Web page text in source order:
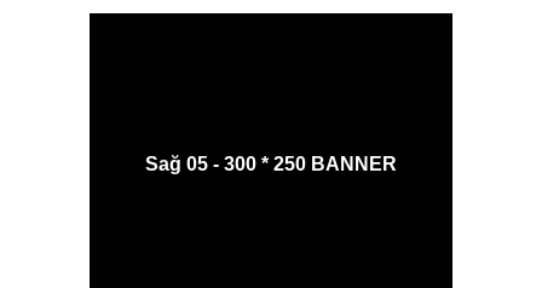
Sağ 05 - 300 * 250 BANNER